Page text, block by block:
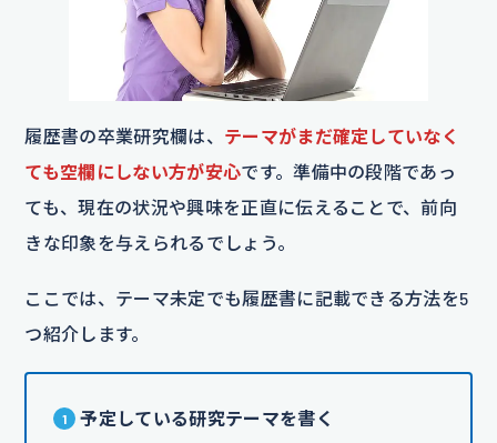
履歴書の卒業研究欄は、 テーマがまだ確定していなく
ても空欄にしない方が安心です。準備中の段階であっ
ても、現在の状況や興味を正直に伝えることで、前向
きな印象を与えられるでしょう。
ここでは、テーマ未定でも履歴書に記載できる方法を5
つ紹介します。
予定している研究テーマを書く